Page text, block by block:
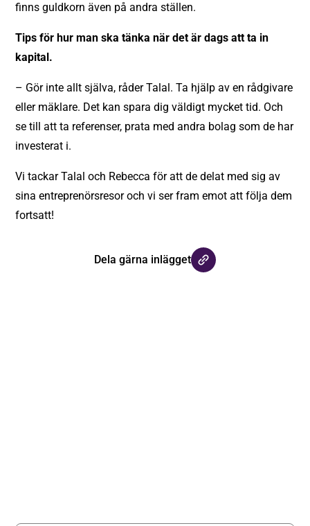
finns guldkorn även på andra ställen.
Tips för hur man ska tänka när det är dags att ta in
kapital.
– Gör inte allt själva, råder Talal. Ta hjälp av en rådgivare
eller mäklare. Det kan spara dig väldigt mycket tid. Och
se till att ta referenser, prata med andra bolag som de har
investerat i.
Vi tackar Talal och Rebecca för att de delat med sig av
sina entreprenörsresor och vi ser fram emot att följa dem
fortsatt!
Dela gärna inlägget